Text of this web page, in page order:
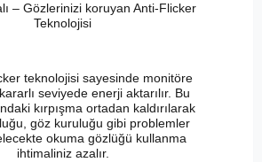
– Gözlerinizi koruyan Anti-Flicker
Teknolojisi
teknolojisi sayesinde monitöre
seviyede enerji aktarılır. Bu
kırpışma ortadan kaldırılarak
göz kuruluğu gibi problemler
okuma gözlüğü kullanma
ihtimaliniz azalır.